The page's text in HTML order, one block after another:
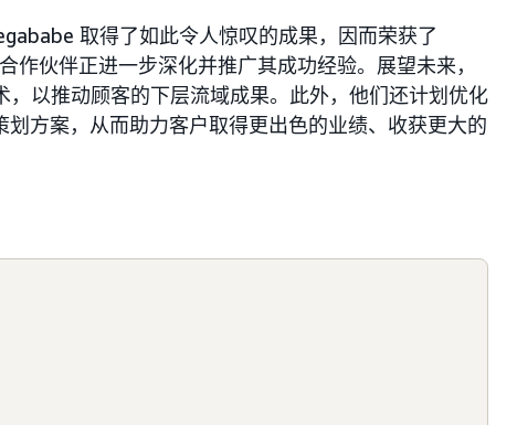
取得了如此令人惊叹的成果，因而荣获了
伙伴正进一步深化并推广其成功经验。展望未来，
以推动顾客的下层流域成果。此外，他们还计划优化
方案，从而助力客户取得更出色的业绩、收获更大的